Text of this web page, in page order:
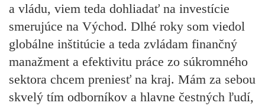
a vládu, viem teda dohliadať na investície
smerujúce na Východ. Dlhé roky som viedol
globálne inštitúcie a teda zvládam finančný
manažment a efektivitu práce zo súkromného
sektora chcem preniesť na kraj. Mám za sebou
skvelý tím odborníkov a hlavne čestných ľudí,